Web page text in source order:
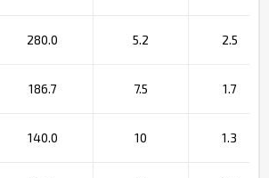
280.0 5.2 2.5
186.7 7.5 1.7
140.0 10 1.3